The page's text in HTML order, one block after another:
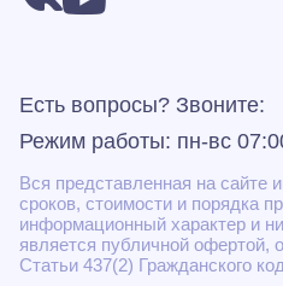
Есть вопросы? Звоните:
Режим работы: пн-вс
Вся представленная на сайте
сроков, стоимости и порядка
информационный характер и
является публичной офертой,
Статьи 437(2) Гражданского